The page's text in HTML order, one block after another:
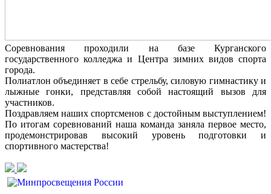
Соревнования проходили на базе Курганского
государственного колледжа и Центра зимних видов спорта
города.
Полиатлон объединяет в себе стрельбу, силовую гимнастику и
лыжные гонки, представляя собой настоящий вызов для
участников.
Поздравляем наших спортсменов с достойным выступлением!
По итогам соревнований наша команда заняла первое место,
продемонстрировав высокий уровень подготовки и
спортивного мастерства!